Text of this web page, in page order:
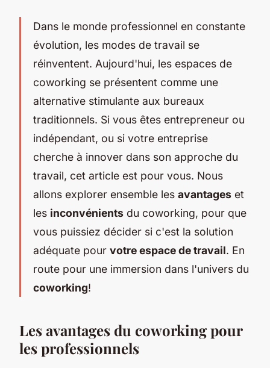
Dans le monde professionnel en constante
évolution, les modes de travail se
réinventent. Aujourd'hui, les espaces de
coworking se présentent comme une
alternative stimulante aux bureaux
traditionnels. Si vous êtes entrepreneur ou
indépendant, ou si votre entreprise
cherche à innover dans son approche du
travail, cet article est pour vous. Nous
allons explorer ensemble les avantages et
les inconvénients du coworking, pour que
vous puissiez décider si c'est la solution
adéquate pour votre espace de travail. En
route pour une immersion dans l'univers du
coworking!
Les avantages du coworking pour
les professionnels